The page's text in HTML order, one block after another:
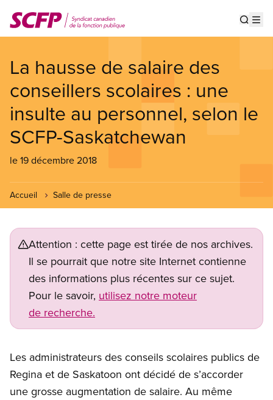
au
contenu
La hausse de salaire des
conseillers scolaires : une
insulte au personnel, selon le
SCFP-Saskatchewan
le 19 décembre 2018
Accueil Salle de presse
Attention : cette page est tirée de nos archives.
Il se pourrait que notre site Internet contienne
des informations plus récentes sur ce sujet.
Pour le savoir, utilisez notre moteur
de recherche.
Les administrateurs des conseils scolaires publics de
Regina et de Saskatoon ont décidé de s’accorder
une grosse augmentation de salaire. Au même